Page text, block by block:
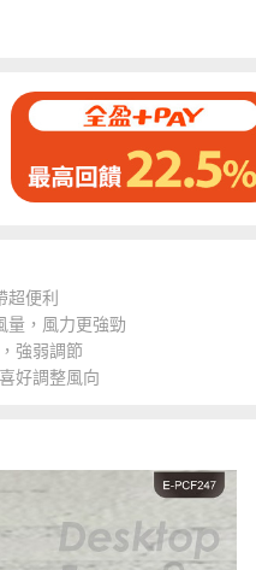
超便利
量，風力更強勁
強弱調節
好調整風向